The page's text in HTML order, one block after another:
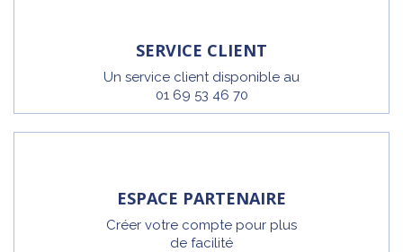
SERVICE CLIENT
Un service client disponible au
01 69 53 46 70
ESPACE PARTENAIRE
Créer votre compte pour plus
de facilité